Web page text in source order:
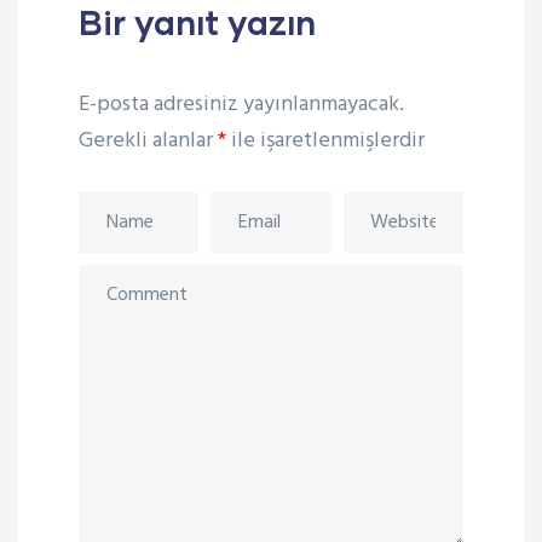
Bir yanıt yazın
E-posta adresiniz yayınlanmayacak.
Gerekli alanlar*ile işaretlenmişlerdir